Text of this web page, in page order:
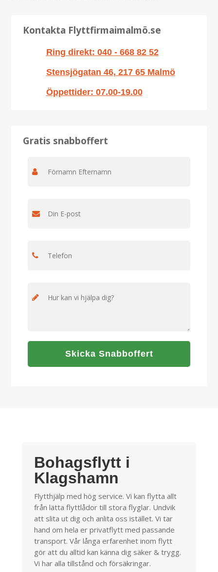
Kontakta Flyttfirmaimalmö.se
Ring direkt: 040 - 668 82 52
Stensjögatan 46, 217 65 Malmö
Öppettider: 07.00-19.00
Gratis snabboffert
Bohagsflytt i
Klagshamn
Flytthjälp med hög service. Vi kan flytta allt
från lätta flyttlådor till stora flyglar. Undvik
att slita ut dig och anlita oss istället. Vi tar
hand om hela er privatflytt med passande
transport. Vår långa erfarenhet inom flytt
gör att du alltid kan känna dig säker & trygg.
Vi har alla tillstånd och försäkringar.